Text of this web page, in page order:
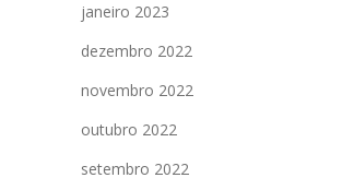
janeiro 2023
dezembro 2022
novembro 2022
outubro 2022
setembro 2022